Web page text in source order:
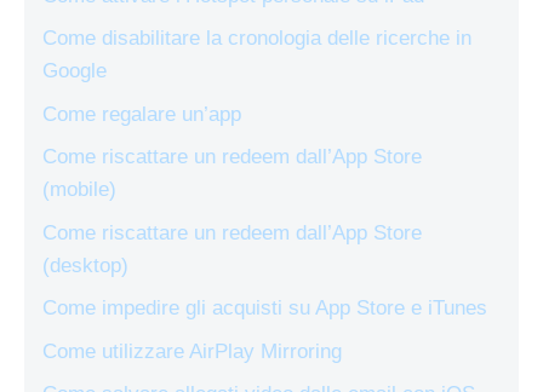
Come disabilitare la cronologia delle ricerche in
Google
Come regalare un’app
Come riscattare un redeem dall’App Store
(mobile)
Come riscattare un redeem dall’App Store
(desktop)
Come impedire gli acquisti su App Store e iTunes
Come utilizzare AirPlay Mirroring